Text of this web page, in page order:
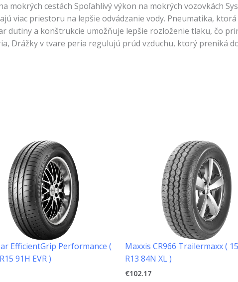
mokrých cestách Spoľahlivý výkon na mokrých vozovkách
viac priestoru na lepšie odvádzanie vody. Pneumatika,
dutiny a konštrukcie umožňuje lepšie rozloženie tlaku, čo
Drážky v tvare peria regulujú prúd vzduchu, ktorý preniká
EfficientGrip Performance (
91H EVR )
Maxxis CR966 Trailermaxx (
R13 84N XL )
€102.17